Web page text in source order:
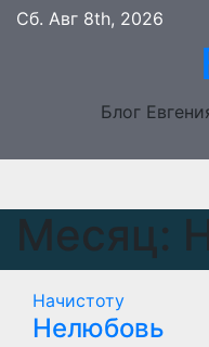
Перейти
Сб. Авг 8th, 2026
Блог
Месяц:
Начистоту
Нелюбовь